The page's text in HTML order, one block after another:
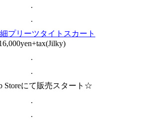
.
.
プリーツタイトスカート
.
.
Storeにて販売スタート☆
.
.